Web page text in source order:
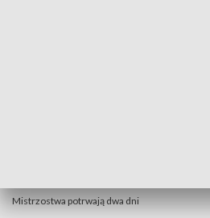
Mistrzostwa potrwają dwa dni